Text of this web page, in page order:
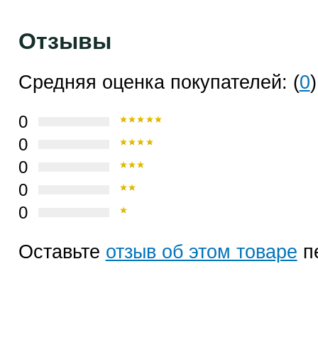
Отзывы
Средняя оценка покупателей: (0)
0
0
0
0
0
Оставьте отзыв об этом товаре